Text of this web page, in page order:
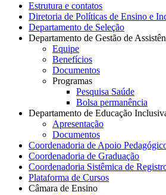
Estrutura e contatos
Diretoria de Políticas de Ensino e
Departamento de Seleção
Departamento de Gestão de
Equipe
Benefícios
Documentos
Programas
Pesquisa Saúde
Bolsa permanência
Departamento de Educação
Apresentação
Documentos
Coordenadoria de Apoio
Coordenadoria de Graduação
Coordenadoria Sistêmica de
Plataforma de Cursos
Câmara de Ensino